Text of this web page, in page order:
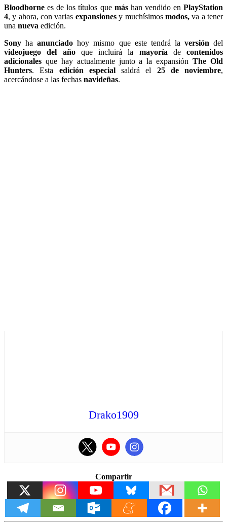
Bloodborne es de los títulos quemáshan vendido enPlayStation
4, y ahora, con varias expansionesy muchísimos modos,va a tener
una nueva edición.
Sony ha anunciado hoy mismo que este tendrá la versión del
videojuego del añoque incluirá la mayoría de contenidos
adicionales que hay actualmente junto a la expansiónThe Old
Hunters. Esta edición especialsaldrá el 25 de noviembre,
acercándose a las fechas navideñas.
Drako1909
Compartir